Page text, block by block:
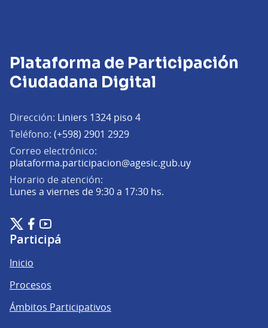
Plataforma de Participación
Ciudadana Digital
Dirección: Liniers 1324 piso 4
Teléfono: (+598) 2901 2929
Correo electrónico:
plataforma.participacion@agesic.gub.uy(Abrir en una
Horario de atención:
Lunes a viernes de 9:30 a 17:30 hs.
Plataforma de Participación Ciudadana Digital en X
(Enlace externo)
Plataforma de Participación Ciudadana Digital en Facebook
(Enlace externo)
Plataforma de Participación Ciudadana Digital en
(Enlace externo)
Participá
Inicio
Procesos
Ámbitos Participativos